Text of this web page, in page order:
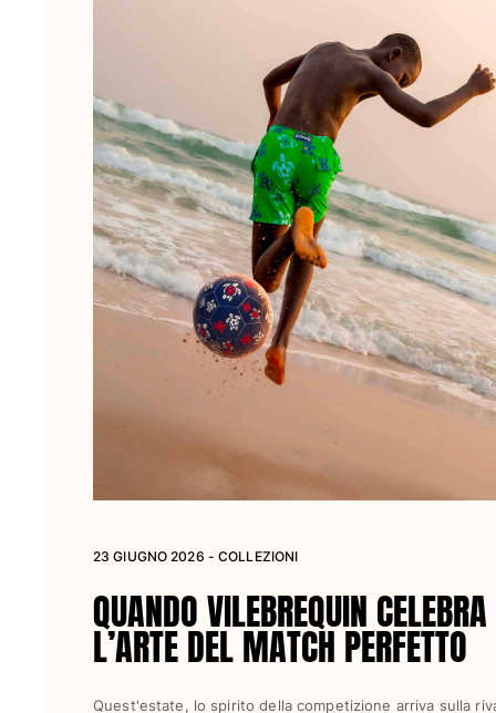
Camicie
Bermuda
Pullover e Cardigan
Capispalla
Pantaloni
Maglieria
T-shirts
Modelli lounge
Vedi tutti i Abbigliamento
Intero
Tops
Slips
Vedi tutti i Costumi da bagno
23 GIUGNO 2026 - COLLEZIONI
QUANDO VILEBREQUIN CELEBRA
L’ARTE DEL MATCH PERFETTO
Quest'estate, lo spirito della competizione arriva sulla